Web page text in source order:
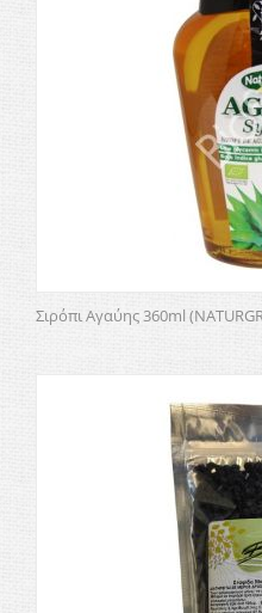
Σιρόπι Αγαύης 360ml